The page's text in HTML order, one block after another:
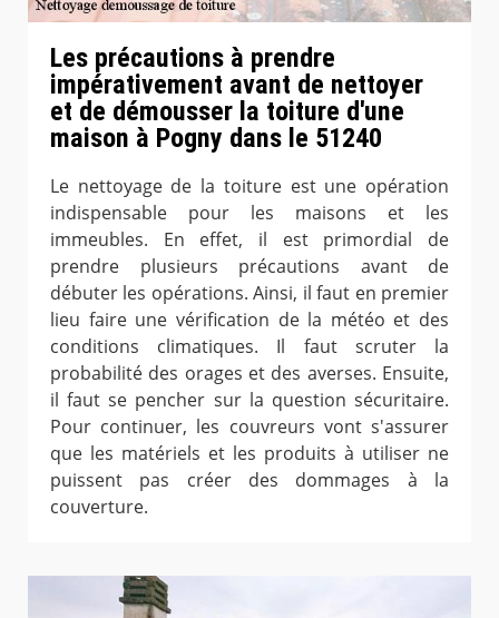
Les précautions à prendre
impérativement avant de nettoyer
et de démousser la toiture d'une
maison à Pogny dans le 51240
Le nettoyage de la toiture est une opération
indispensable pour les maisons et les
immeubles. En effet, il est primordial de
prendre plusieurs précautions avant de
débuter les opérations. Ainsi, il faut en premier
lieu faire une vérification de la météo et des
conditions climatiques. Il faut scruter la
probabilité des orages et des averses. Ensuite,
il faut se pencher sur la question sécuritaire.
Pour continuer, les couvreurs vont s'assurer
que les matériels et les produits à utiliser ne
puissent pas créer des dommages à la
couverture.